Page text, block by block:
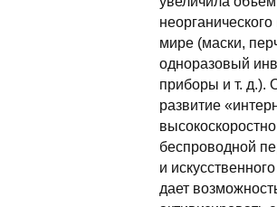
мире (маски,
одноразовый
приборы и т. д.).
развитие
беспроводной
и
дает